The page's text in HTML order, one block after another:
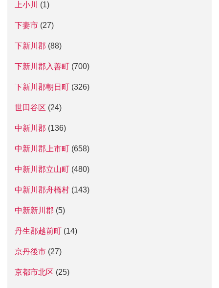
上小川 (1)
下妻市 (27)
下新川郡 (88)
下新川郡入善町 (700)
下新川郡朝日町 (326)
世田谷区 (24)
中新川郡 (136)
中新川郡上市町 (658)
中新川郡立山町 (480)
中新川郡舟橋村 (143)
中新新川郡 (5)
丹生郡越前町 (14)
京丹後市 (27)
京都市北区 (25)